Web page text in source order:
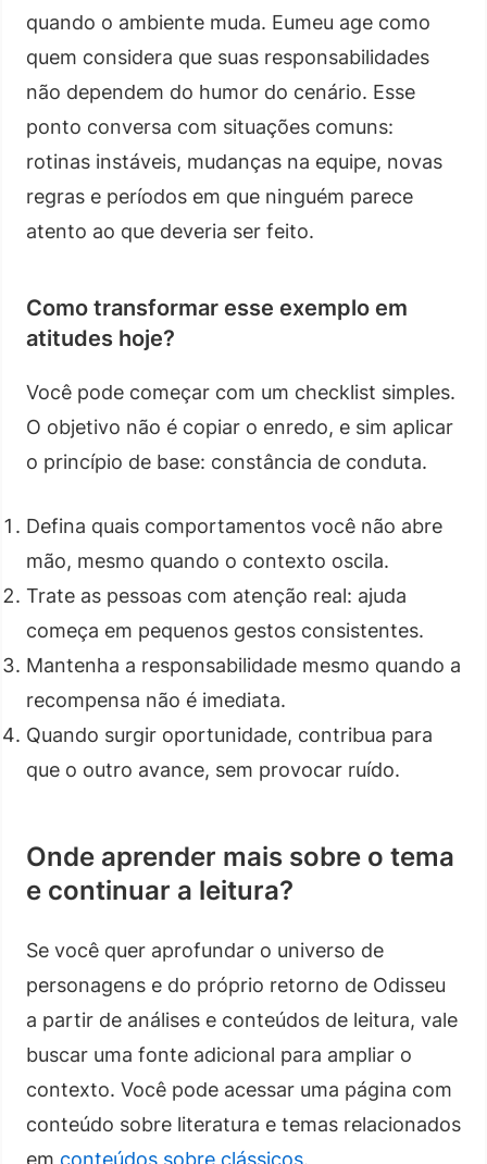
quando o ambiente muda. Eumeu age como
quem considera que suas responsabilidades
não dependem do humor do cenário. Esse
ponto conversa com situações comuns:
rotinas instáveis, mudanças na equipe, novas
regras e períodos em que ninguém parece
atento ao que deveria ser feito.
Como transformar esse exemplo em
atitudes hoje?
Você pode começar com um checklist simples.
O objetivo não é copiar o enredo, e sim aplicar
o princípio de base: constância de conduta.
Defina quais comportamentos você não abre
mão, mesmo quando o contexto oscila.
Trate as pessoas com atenção real: ajuda
começa em pequenos gestos consistentes.
Mantenha a responsabilidade mesmo quando a
recompensa não é imediata.
Quando surgir oportunidade, contribua para
que o outro avance, sem provocar ruído.
Onde aprender mais sobre o tema
e continuar a leitura?
Se você quer aprofundar o universo de
personagens e do próprio retorno de Odisseu
a partir de análises e conteúdos de leitura, vale
buscar uma fonte adicional para ampliar o
contexto. Você pode acessar uma página com
conteúdo sobre literatura e temas relacionados
em conteúdos sobre clássicos.